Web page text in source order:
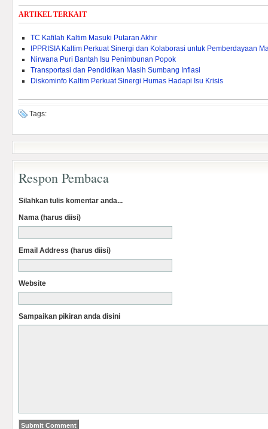
ARTIKEL TERKAIT
TC Kafilah Kaltim Masuki Putaran Akhir
IPPRISIA Kaltim Perkuat Sinergi dan Kolaborasi untuk Pemberdayaan
Nirwana Puri Bantah Isu Penimbunan Popok
Transportasi dan Pendidikan Masih Sumbang Inflasi
Diskominfo Kaltim Perkuat Sinergi Humas Hadapi Isu Krisis
Tags:
Respon Pembaca
Silahkan tulis komentar anda...
Nama (harus diisi)
Email Address (harus diisi)
Website
Sampaikan pikiran anda disini